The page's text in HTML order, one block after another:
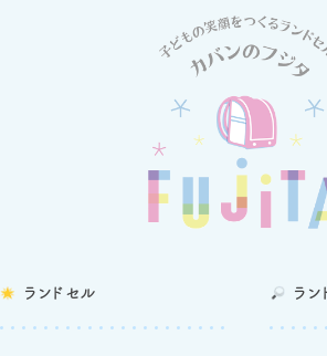
ランドセル ラン